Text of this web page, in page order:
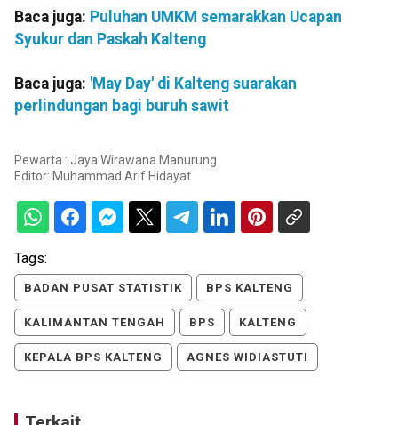
Baca juga: Puluhan UMKM semarakkan Ucapan
Syukur dan Paskah Kalteng
Baca juga: 'May Day' di Kalteng suarakan
perlindungan bagi buruh sawit
Pewarta : Jaya Wirawana Manurung
Editor: Muhammad Arif Hidayat
Tags:
BADAN PUSAT STATISTIK BPS KALTENG
KALIMANTAN TENGAH BPS KALTENG
KEPALA BPS KALTENG AGNES WIDIASTUTI